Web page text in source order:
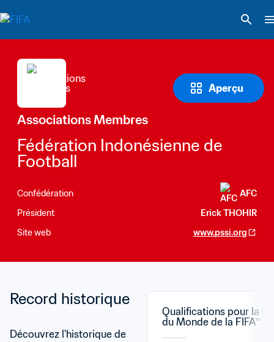
Aperçu
Associations Membres
Fédération Indonésienne de
Football
Confédération
AFC
Président
Erick THOHIR
Site web
www.pssi.org
Record historique
Découvrez l'historique de
Qualifications pour la
du Monde de la FIFA™